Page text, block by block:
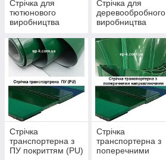
Стрічка для
тютюнового
виробництва
Стрічка для
деревообробного
виробництва
Стрічка
транспортерна з
ПУ покриттям (PU)
Стрічка
транспортерна з
поперечними